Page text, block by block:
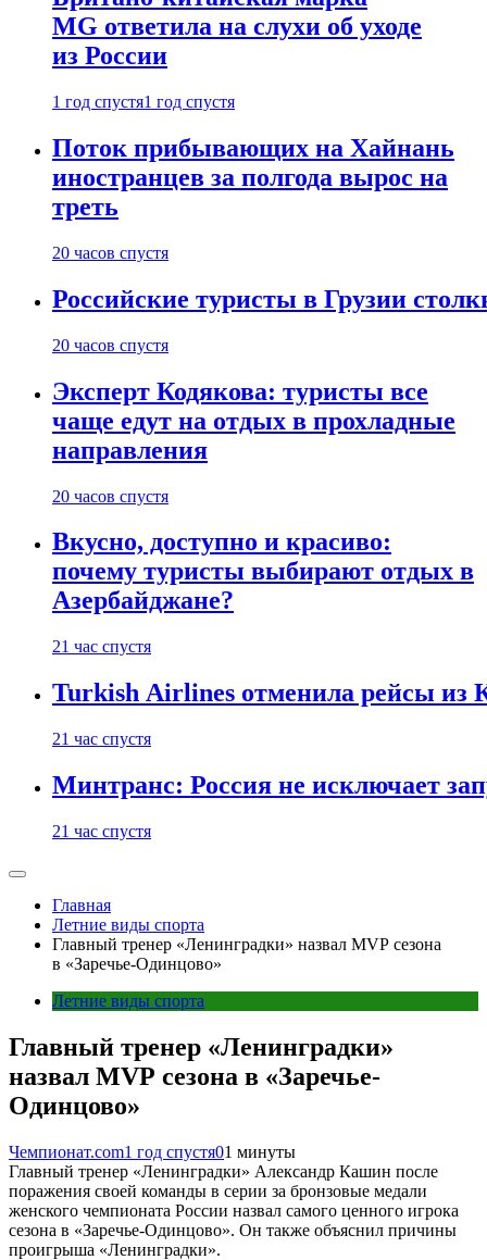
MG ответила на слухи об уходе
из России
1 год спустя1 год спустя
Поток прибывающих на Хайнань
иностранцев за полгода вырос на
треть
20 часов спустя
Российские туристы в Грузии
20 часов спустя
Эксперт Кодякова: туристы все
чаще едут на отдых в прохладные
направления
20 часов спустя
Вкусно, доступно и красиво:
почему туристы выбирают отдых в
Азербайджане?
21 час спустя
Turkish Airlines отменила рейсы из
21 час спустя
Минтранс: Россия не исключает
21 час спустя
Главная
Летние виды спорта
Главный тренер «Ленинградки» назвал MVP сезона
в «Заречье-Одинцово»
Летние виды спорта
Главный тренер «Ленинградки»
назвал MVP сезона в «Заречье-
Одинцово»
Чемпионат.com1 год спустя01 минуты
Главный тренер «Ленинградки» Александр Кашин после
поражения своей команды в серии за бронзовые медали
женского чемпионата России назвал самого ценного игрока
сезона в «Заречье-Одинцово». Он также объяснил причины
проигрыша «Ленинградки».